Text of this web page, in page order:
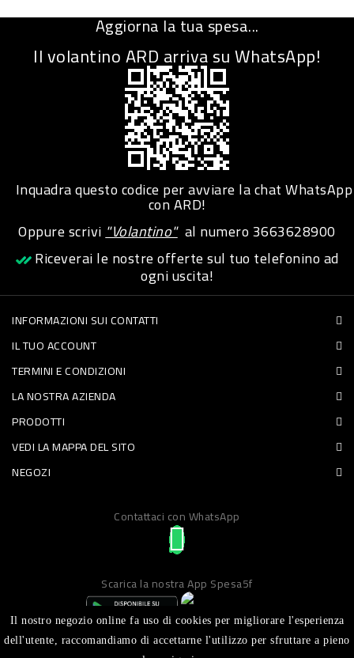
Il nostro negozio online fa uso di cookies per migliorare l'esperienza
dell'utente, raccomandiamo di accettarne l'utilizzo per sfruttare a pieno
SANITARI
PERSONA
PETS
ACCESSORI
PET
FOOD
FRESCHI
PRONTI
PANIFICI
Aggiorna la tua spesa...
Il volantino ARD arriva su WhatsApp!
Inquadra questo codice per avviare la chat WhatsApp
con ARD!
Oppure scrivi"Volantino"al numero3663628900
Riceverai le nostre offerte sul tuo telefonino ad
ogni uscita!
INFORMAZIONI SUI CONTATTI
IL TUO ACCOUNT
TERMINI E CONDIZIONI
LA NOSTRA AZIENDA
PRODOTTI
VEDI LA MAPPA DEL SITO
NEGOZI
Contattaci con WhatsApp
Scarica la nostra App Spesa5f